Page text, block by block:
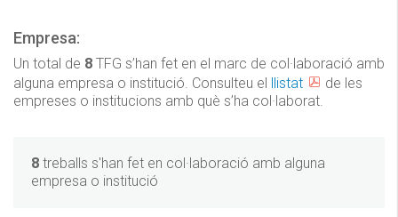
Empresa:
Un total de 8 TFG s’han fet en el marc de col·laboració amb
alguna empresa o institució. Consulteu el llistat
de les
empreses o institucions amb què s’ha col·laborat.
8 treballs s'han fet en col·laboració amb alguna
empresa o institució